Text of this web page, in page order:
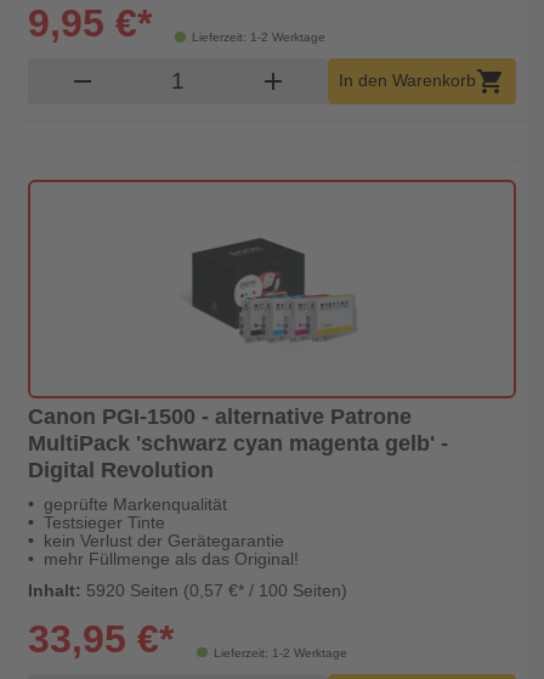
Lieferzeit: 1-2 Werktage
9,95 €*
remove Produkt Warenkorb Menge
add In den Warenkorbshopping_cart
Canon PGI-1500 - alternative Patrone
MultiPack 'schwarz cyan magenta gelb' -
Digital Revolution
geprüfte Markenqualität
Testsieger Tinte
kein Verlust der Gerätegarantie
mehr Füllmenge als das Original!
Inhalt: 5920 Seiten (0,57 €* / 100 Seiten)
Lieferzeit: 1-2 Werktage
33,95 €*